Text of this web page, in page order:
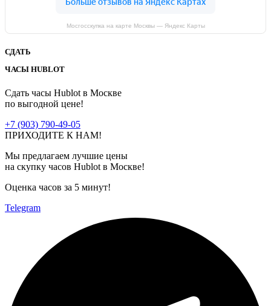
Мосгосскупка на карте Москвы — Яндекс Карты
СДАТЬ
ЧАСЫ HUBLOT
Сдать часы Hublot в Москве
по выгодной цене!
+7 (903) 790-49-05
ПРИХОДИТЕ К НАМ!
Мы предлагаем лучшие цены
на скупку часов Hublot в Москве!
Оценка часов за 5 минут!
Telegram